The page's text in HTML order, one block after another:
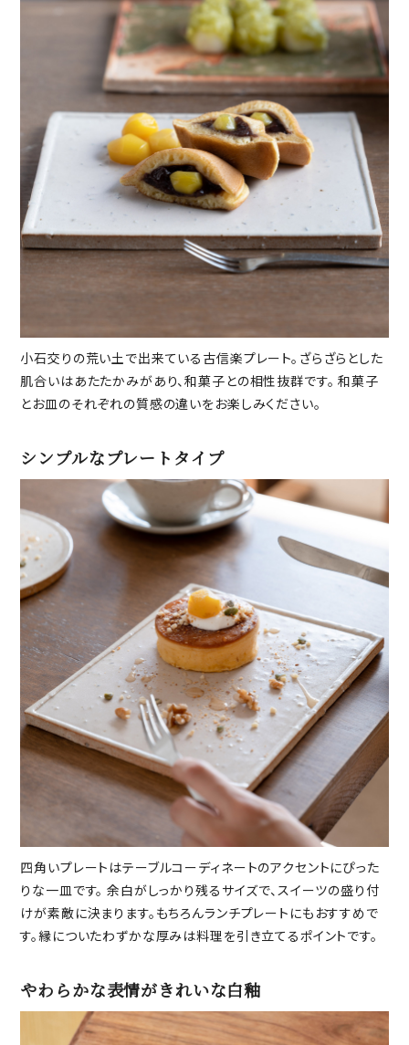
小石交りの荒い土で出来ている古信楽プレート。ざらざらとした
肌合いはあたたかみがあり、和菓子との相性抜群です。 和菓子
とお皿のそれぞれの質感の違いをお楽しみください。
シンプルなプレートタイプ
四角いプレートはテーブルコーディネートのアクセントにぴった
りな一皿です。 余白がしっかり残るサイズで、スイーツの盛り付
けが素敵に決まります。もちろんランチプレートにもおすすめで
す。縁についたわずかな厚みは料理を引き立てるポイントです。
やわらかな表情がきれいな白釉